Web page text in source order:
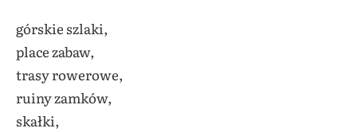
górskie szlaki,
place zabaw,
trasy rowerowe,
ruiny zamków,
skałki,